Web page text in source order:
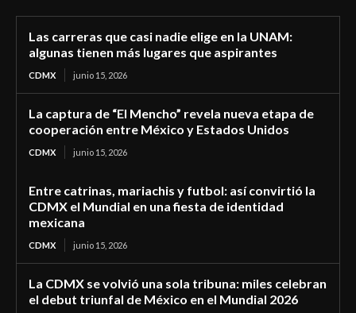
Las carreras que casi nadie elige en la UNAM:
algunas tienen más lugares que aspirantes
CDMX junio 15, 2026
La captura de “El Mencho” revela nueva etapa de
cooperación entre México y Estados Unidos
CDMX junio 15, 2026
Entre catrinas, mariachis y futbol: así convirtió la
CDMX el Mundial en una fiesta de identidad
mexicana
CDMX junio 15, 2026
La CDMX se volvió una sola tribuna: miles celebran
el debut triunfal de México en el Mundial 2026